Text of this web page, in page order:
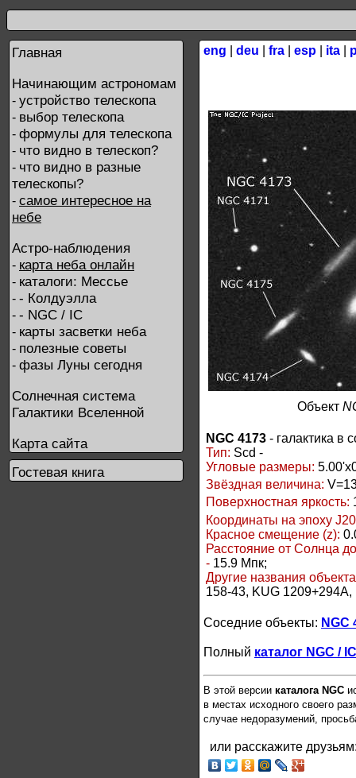
Главная
Начинающим астрономам
- устройство телескопа
- выбор телескопа
- формулы для телескопа
- что видно в телескоп?
- что видно в разные
телескопы?
- самое интересное на
небе
Астро-наблюдения
- карта неба онлайн
- каталоги: Мессье
- - Колдуэлла
- - NGC / IC
- карты засветки неба
- полезные советы
- фазы Луны сегодня
Солнечная система
Галактики Вселенной
Карта сайта
Гостевая книга
eng deu fra esp ita
Объект
NGC 4173 - галактика в
Тип: Scd -
Угловые размеры:
Звёздная величина:
Поверхностная яркость:
Координаты на эпоху
Красное смещение (z):
Расстояние от Солнца
- 15.9 Мпк;
Другие названия
158-43, KUG
Соседние объекты: NGC
Полный каталог NGC / IC
В этой версии каталога NGC
в местах исходного своего
случае недоразумений,
или расскажите